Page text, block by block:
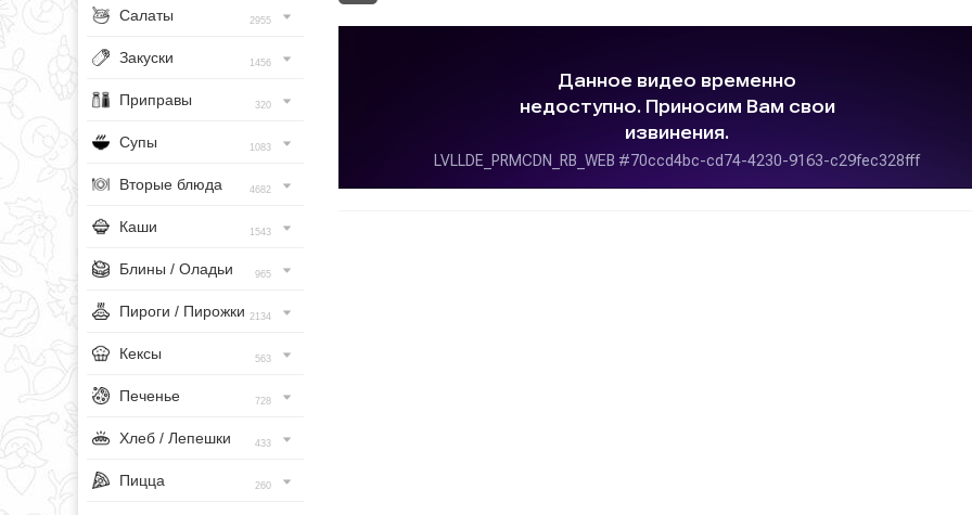
Салаты 2955
Закуски 1456
Приправы 320
Супы 1083
Вторые блюда 4682
Каши 1543
Блины / Оладьи 965
Пироги / Пирожки 2134
Кексы 563
Печенье 728
Хлеб / Лепешки 433
Пицца 260